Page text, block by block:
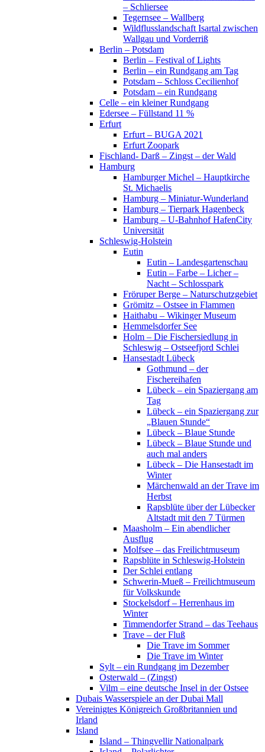
– Schliersee
Tegernsee – Wallberg
Wildflusslandschaft Isartal zwischen
Wallgau und Vorderriß
Berlin – Potsdam
Berlin – Festival of Lights
Berlin – ein Rundgang am Tag
Potsdam – Schloss Cecilienhof
Potsdam – ein Rundgang
Celle – ein kleiner Rundgang
Edersee – Füllstand 11 %
Erfurt
Erfurt – BUGA 2021
Erfurt Zoopark
Fischland- Darß – Zingst – der Wald
Hamburg
Hamburger Michel – Hauptkirche
St. Michaelis
Hamburg – Miniatur-Wunderland
Hamburg – Tierpark Hagenbeck
Hamburg – U-Bahnhof HafenCity
Universität
Schleswig-Holstein
Eutin
Eutin – Landesgartenschau
Eutin – Farbe – Licher –
Nacht – Schlosspark
Fröruper Berge – Naturschutzgebiet
Grömitz – Ostsee in Flammen
Haithabu – Wikinger Museum
Hemmelsdorfer See
Holm – Die Fischersiedlung in
Schleswig – Ostseefjord Schlei
Hansestadt Lübeck
Gothmund – der
Fischereihafen
Lübeck – ein Spaziergang am
Tag
Lübeck – ein Spaziergang zur
„Blauen Stunde“
Lübeck – Blaue Stunde
Lübeck – Blaue Stunde und
auch mal anders
Lübeck – Die Hansestadt im
Winter
Märchenwald an der Trave im
Herbst
Rapsblüte über der Lübecker
Altstadt mit den 7 Türmen
Maasholm – Ein abendlicher
Ausflug
Molfsee – das Freilichtmuseum
Rapsblüte in Schleswig-Holstein
Der Schlei entlang
Schwerin-Mueß – Freilichtmuseum
für Volkskunde
Stockelsdorf – Herrenhaus im
Winter
Timmendorfer Strand – das Teehaus
Trave – der Fluß
Die Trave im Sommer
Die Trave im Winter
Sylt – ein Rundgang im Dezember
Osterwald – (Zingst)
Vilm – eine deutsche Insel in der Ostsee
Dubais Wasserspiele an der Dubai Mall
Vereinigtes Königreich Großbritannien und
Irland
Island
Island – Thingvellir Nationalpark